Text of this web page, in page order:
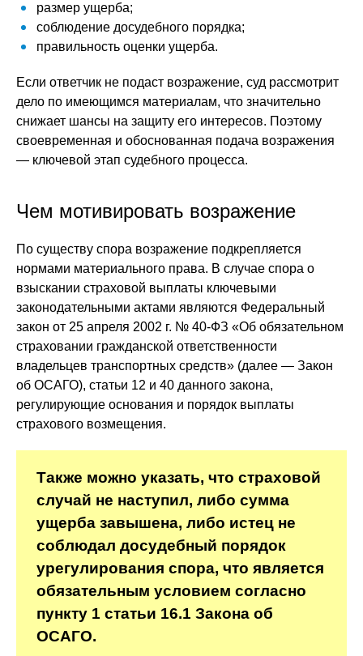
размер ущерба;
соблюдение досудебного порядка;
правильность оценки ущерба.
Если ответчик не подаст возражение, суд рассмотрит
дело по имеющимся материалам, что значительно
снижает шансы на защиту его интересов. Поэтому
своевременная и обоснованная подача возражения
— ключевой этап судебного процесса.
Чем мотивировать возражение
По существу спора возражение подкрепляется
нормами материального права. В случае спора о
взыскании страховой выплаты ключевыми
законодательными актами являются Федеральный
закон от 25 апреля 2002 г. № 40-ФЗ «Об обязательном
страховании гражданской ответственности
владельцев транспортных средств» (далее — Закон
об ОСАГО), статьи 12 и 40 данного закона,
регулирующие основания и порядок выплаты
страхового возмещения.
Также можно указать, что страховой
случай не наступил, либо сумма
ущерба завышена, либо истец не
соблюдал досудебный порядок
урегулирования спора, что является
обязательным условием согласно
пункту 1 статьи 16.1 Закона об
ОСАГО.